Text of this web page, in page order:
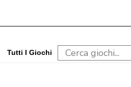
Tutti I Giochi